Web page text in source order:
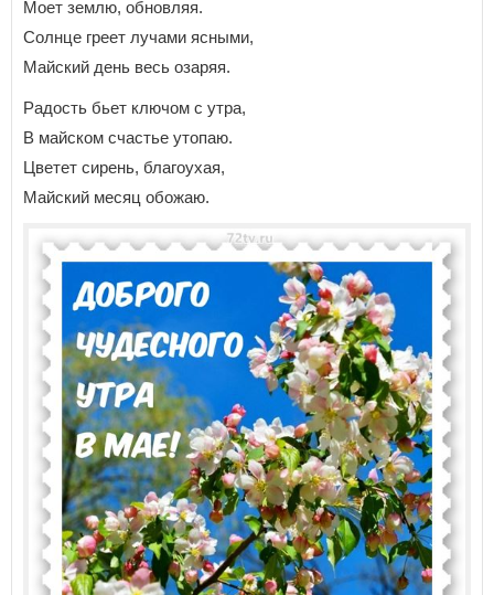
Моет землю, обновляя.
Солнце греет лучами ясными,
Майский день весь озаряя.
Радость бьет ключом с утра,
В майском счастье утопаю.
Цветет сирень, благоухая,
Майский месяц обожаю.